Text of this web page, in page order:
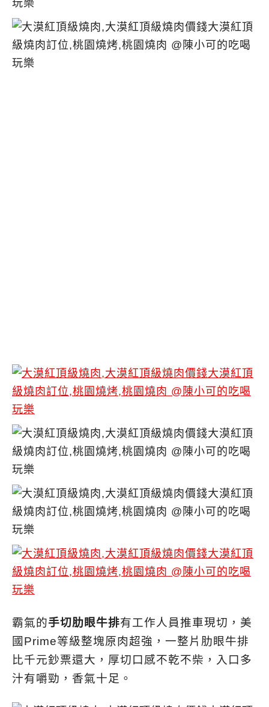
霸氣的手切肋眼牛排有工作人員推車現切，美
國Prime等級整塊原肉超強，一整片肋眼牛排
比千元鈔票還大，厚切口感不乾不柴，入口多
汁有嚼勁，香氣十足。